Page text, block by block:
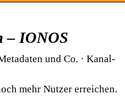
– IONOS
und Co. · Kanal-
mehr Nutzer erreichen.